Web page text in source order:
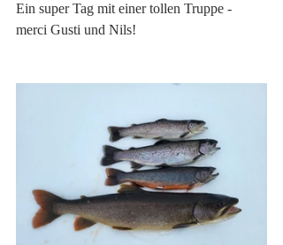
Ein super Tag mit einer tollen Truppe -
merci Gusti und Nils!